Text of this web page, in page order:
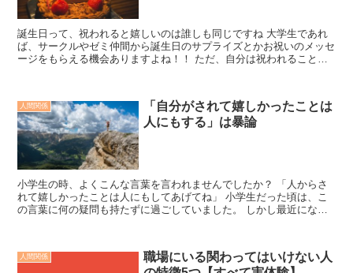
誕生日って、祝われると嬉しいのは誰しも同じですね 大学生であれ
ば、サークルやゼミ仲間から誕生日のサプライズとかお祝いのメッセ
ージをもらえる機会ありますよね！！ ただ、自分は祝われることが
人間関係
「自分がされて嬉しかったことは
人にもする」は暴論
小学生の時、よくこんな言葉を言われませんでしたか？ 「人からさ
れて嬉しかったことは人にもしてあげてね」 小学生だった頃は、こ
の言葉に何の疑問も持たずに過ごしていました。 しかし最近になっ
人間関係
職場にいる関わってはいけない人